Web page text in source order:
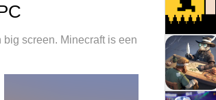
spel. MEmu multi-
mogelijk. En het
PC benutten, waardoor
screen. Minecraft is een